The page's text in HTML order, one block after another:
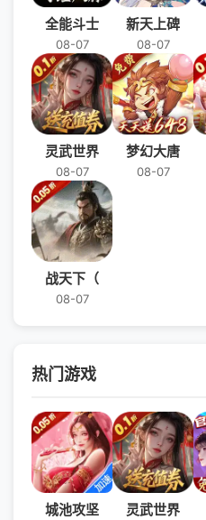
全能斗士
08-07
新天上碑
08-07
灵武世界
08-07
梦幻大唐
08-07
战天下（
08-07
热门游戏
城池攻坚 灵武世界